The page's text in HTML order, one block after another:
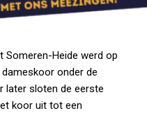
Someren-Heide werd op
onder de
later sloten de eerste
koor uit tot een